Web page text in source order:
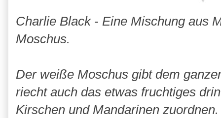
Charlie Black - Eine Mischung aus
Moschus.
Der weiße Moschus gibt dem
riecht auch das etwas fruchtiges
Kirschen und Mandarinen